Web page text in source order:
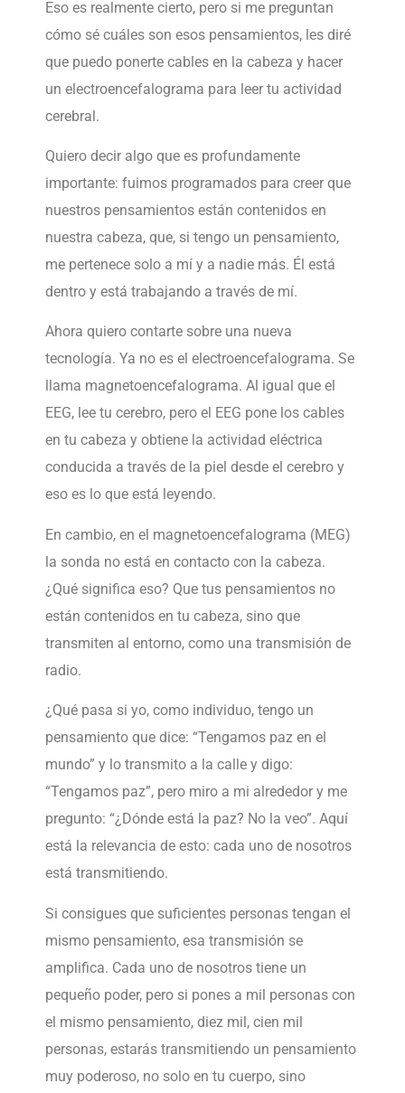
Eso es realmente cierto, pero si me preguntan
cómo sé cuáles son esos pensamientos, les diré
que puedo ponerte cables en la cabeza y hacer
un electroencefalograma para leer tu actividad
cerebral.
Quiero decir algo que es profundamente
importante: fuimos programados para creer que
nuestros pensamientos están contenidos en
nuestra cabeza, que, si tengo un pensamiento,
me pertenece solo a mí y a nadie más. Él está
dentro y está trabajando a través de mí.
Ahora quiero contarte sobre una nueva
tecnología. Ya no es el electroencefalograma. Se
llama magnetoencefalograma. Al igual que el
EEG, lee tu cerebro, pero el EEG pone los cables
en tu cabeza y obtiene la actividad eléctrica
conducida a través de la piel desde el cerebro y
eso es lo que está leyendo.
En cambio, en el magnetoencefalograma (MEG)
la sonda no está en contacto con la cabeza.
¿Qué significa eso? Que tus pensamientos no
están contenidos en tu cabeza, sino que
transmiten al entorno, como una transmisión de
radio.
¿Qué pasa si yo, como individuo, tengo un
pensamiento que dice: “Tengamos paz en el
mundo” y lo transmito a la calle y digo:
“Tengamos paz”, pero miro a mi alrededor y me
pregunto: “¿Dónde está la paz? No la veo”. Aquí
está la relevancia de esto: cada uno de nosotros
está transmitiendo.
Si consigues que suficientes personas tengan el
mismo pensamiento, esa transmisión se
amplifica. Cada uno de nosotros tiene un
pequeño poder, pero si pones a mil personas con
el mismo pensamiento, diez mil, cien mil
personas, estarás transmitiendo un pensamiento
muy poderoso, no solo en tu cuerpo, sino